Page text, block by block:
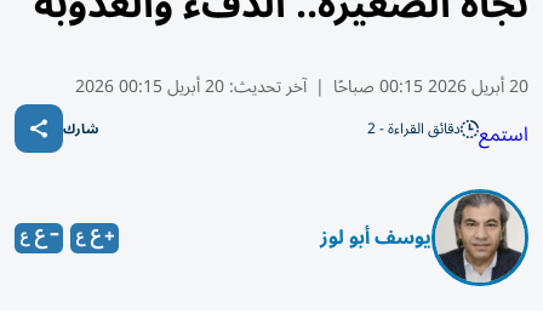
20 أبريل 2026 00:15 صباحًا | آخر تحديث:20 أبريل 00:15 2026
استمع دقائق القراءة - 2 شارك
يوسف أبو لوز